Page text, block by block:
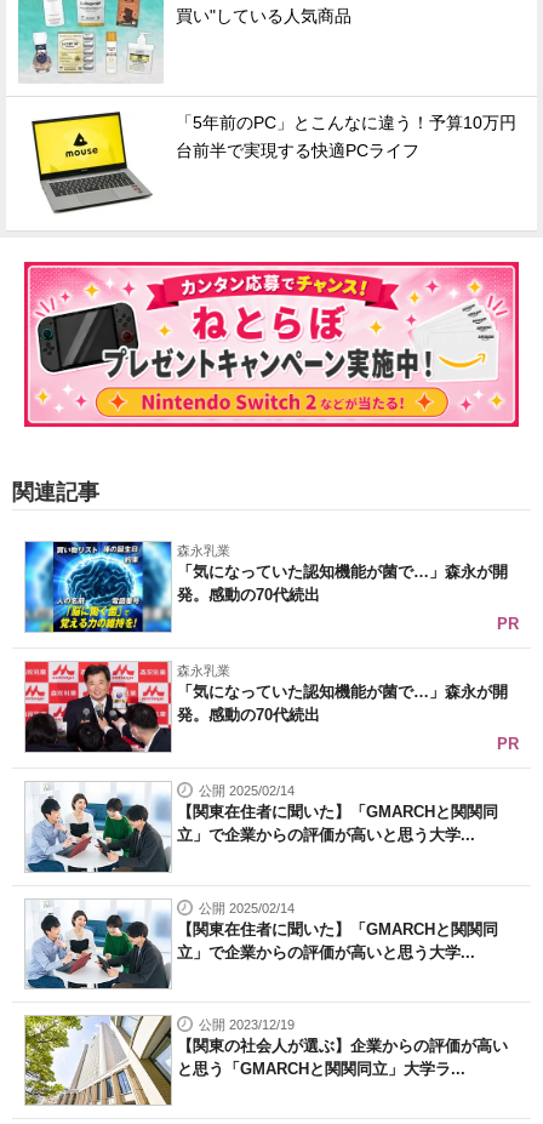
買い"している人気商品
「5年前のPC」とこんなに違う！予算10万円
台前半で実現する快適PCライフ
関連記事
森永乳業
「気になっていた認知機能が菌で…」森永が開
発。感動の70代続出
PR
森永乳業
「気になっていた認知機能が菌で…」森永が開
発。感動の70代続出
PR
公開 2025/02/14
【関東在住者に聞いた】「GMARCHと関関同
立」で企業からの評価が高いと思う大学...
公開 2025/02/14
【関東在住者に聞いた】「GMARCHと関関同
立」で企業からの評価が高いと思う大学...
公開 2023/12/19
【関東の社会人が選ぶ】企業からの評価が高い
と思う「GMARCHと関関同立」大学ラ...